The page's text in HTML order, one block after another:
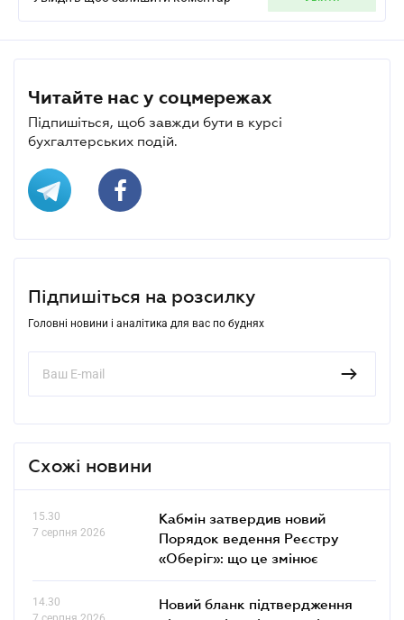
Читайте нас у соцмережах
Підпишіться, щоб завжди бути в курсі
бухгалтерських подій.
Підпишіться на розсилку
Головні новини і аналітика для вас по буднях
Схожі новини
15.30
7 серпня 2026
Кабмін затвердив новий
Порядок ведення Реєстру
«Оберіг»: що це змінює
14.30
Новий бланк підтвердження